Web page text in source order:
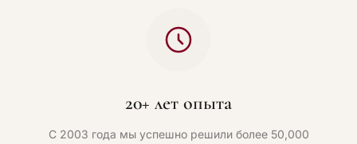
20+ лет опыта
С 2003 года мы успешно решили более 50,000